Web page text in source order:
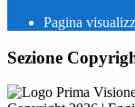
Pagina
Sezione